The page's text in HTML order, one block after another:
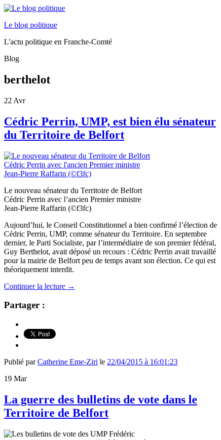
Le blog politique
L'actu politique en Franche-Comté
Blog
berthelot
22 Avr
Cédric Perrin, UMP, est bien élu sénateur
du Territoire de Belfort
Le nouveau sénateur du Territoire de Belfort
Cédric Perrin avec l’ancien Premier ministre
Jean-Pierre Raffarin (©f3fc)
Aujourd’hui, le Conseil Constitutionnel a bien confirmé l’élection de
Cédric Perrin, UMP, comme sénateur du Territoire. En septembre
dernier, le Parti Socialiste, par l’intermédiaire de son premier fédéral,
Guy Berthelot, avait déposé un recours : Cédric Perrin avait travaillé
pour la mairie de Belfort peu de temps avant son élection. Ce qui est
théoriquement interdit.
Continuer la lecture →
Partager :
Publié parCatherine Eme-Ziri le 22/04/2015 à 16:01:23
19 Mar
La guerre des bulletins de vote dans le
Territoire de Belfort